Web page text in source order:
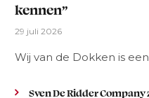
kennen”
29 juli 2026
Wij van de Dokken is
Sven De Ridder